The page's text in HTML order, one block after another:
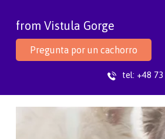
from Vistula Gorge
Pregunta por un cachorro
tel: +48